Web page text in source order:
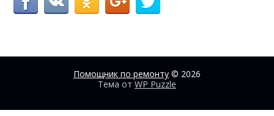
Помощник по ремонту © 2026
Тема от WP Puzzle